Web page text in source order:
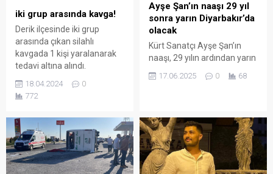
iki grup arasında kavga!
Derik ilçesinde iki grup
arasında çıkan silahlı
kavgada 1 kişi yaralanarak
tedavi altına alındı.
18.04.2024
0
772
Ayşe Şan’ın naaşı 29 yıl
sonra yarın Diyarbakır’da
olacak
Kürt Sanatçı Ayşe Şan’ın
naaşı, 29 yılın ardından yarın
17.06.2025 0 68